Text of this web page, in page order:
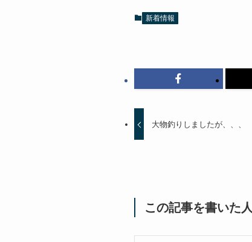
新着情報
大物釣りしましたが、、、
この記事を書いた人